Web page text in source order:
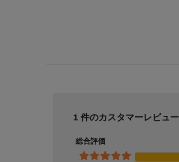
1 件のカスタマーレビュー
総合評価